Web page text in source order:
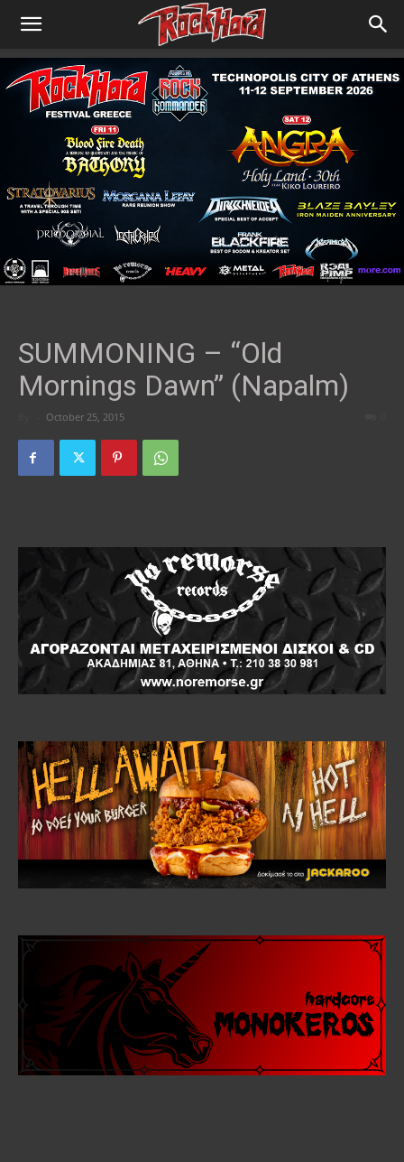
SUMMONING – “Old
Mornings Dawn” (Napalm)
October 25, 2015